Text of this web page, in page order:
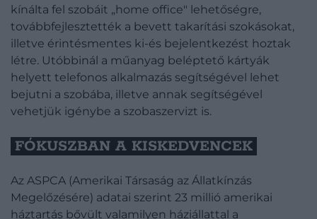
kínálta fel szobáit „home office" lehetőségre,
továbbfejlesztették a bevett takarítási szokásokat,
illetve érintésmentes ki-és bejelentkezést hoztak
létre. Utóbbinál a műanyag beléptető kártyák
helyett telefonos alkalmazás segítségével lehet
bejutni a szobába, illetve annak segítségével
vehetjük igénybe a szobaszervizt is.
FÓKUSZBAN A KISKEDVENCEK
Az ASPCA (Amerikai Társaság az Állatkínzás
Megelőzésére) adatai szerint 23 millió amerikai
háztartás bővült valamilyen háziállattal a